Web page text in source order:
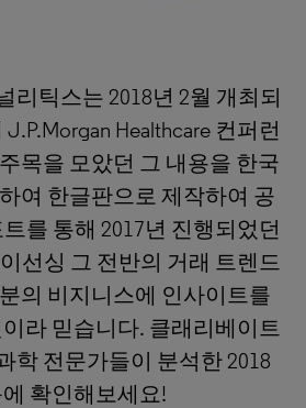
리틱스는 2018년 2월 개최되
Healthcare 컨퍼런
목을 모았던 그 내용을 한국
여 한글판으로 제작하여 공
를 통해 2017년 진행되었던
선싱 그 전반의 거래 트렌드
의 비지니스에 인사이트를
라 믿습니다. 클래리베이트
학 전문가들이 분석한 2018
확인해보세요!